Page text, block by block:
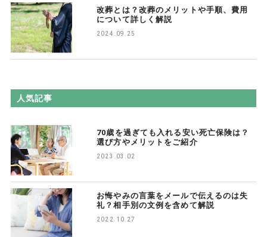
改葬とは？改葬のメリットや手順、費用
について詳しく解説
2024.09.25
人気記事
70歳を過ぎても入れる安い死亡保険は？
選び方やメリットをご紹介
2023.03.02
お悔やみの言葉をメールで伝えるのは失
礼？相手別の文例を含めて解説
2022.10.27